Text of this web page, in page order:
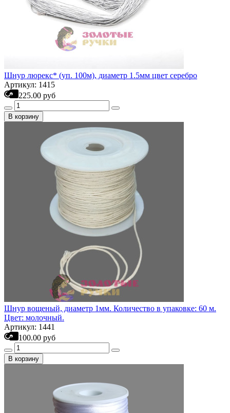
Шнур люрекс* (уп. 100м), диаметр 1.5мм цвет серебро
Артикул: 1415
225.00 руб
В корзину
Шнур вощеный, диаметр 1мм. Количество в упаковке: 60 м.
Цвет: молочный.
Артикул: 1441
100.00 руб
В корзину